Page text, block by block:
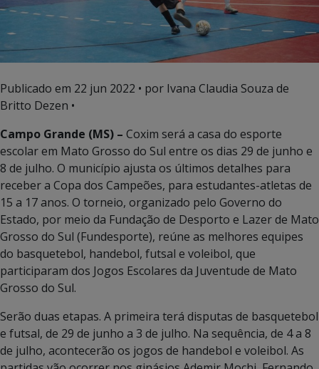
Publicado em 22 jun 2022 • por Ivana Claudia Souza de
Britto Dezen •
Campo Grande (MS) – Coxim será a casa do esporte
escolar em Mato Grosso do Sul entre os dias 29 de junho e
8 de julho. O município ajusta os últimos detalhes para
receber a Copa dos Campeões, para estudantes-atletas de
15 a 17 anos. O torneio, organizado pelo Governo do
Estado, por meio da Fundação de Desporto e Lazer de Mato
Grosso do Sul (Fundesporte), reúne as melhores equipes
do basquetebol, handebol, futsal e voleibol, que
participaram dos Jogos Escolares da Juventude de Mato
Grosso do Sul.
Serão duas etapas. A primeira terá disputas de basquetebol
e futsal, de 29 de junho a 3 de julho. Na sequência, de 4 a 8
de julho, acontecerão os jogos de handebol e voleibol. As